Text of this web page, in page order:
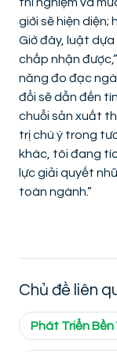
giới sẽ hiện diện;
Giờ đây, luật
chấp nhận
năng đo đạc
đổi sẽ dẫn đến
chuỗi sản xuất
trị chú ý trong
khác, tôi đang
lực giải quyết
toàn ngành.”
Chủ đề liên
Phát Triển Bền